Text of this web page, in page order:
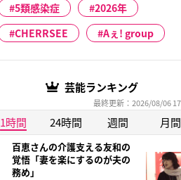
5類感染症
2026年
CHERRSEE
Aぇ! group
芸能ランキング
最終更新：2026/08/06
1時間 24時間 週間 月間
百恵さんの介護支える友和の
覚悟「妻を楽にするのが夫の
務め」